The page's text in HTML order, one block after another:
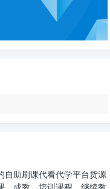
自助刷课代看代学平台货源
、成教、培训课程、继续教